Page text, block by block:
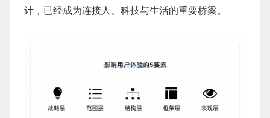
计，已经成为连接人、科技与生活的重要桥梁。